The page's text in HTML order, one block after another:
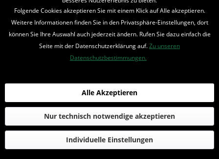
* Alle Preise inkl. MwSt. und zzgl. Bearbeitungspauschale
© 2016-2022 Romantruhe - Buchversand, Joachim Otto
die profilschmiede - Internetagentur
Folgende Cookies akzeptieren Sie mit einem Klick auf Alle akzeptieren.
Weitere Informationen finden Sie in den Privatsphäre-Einstellungen, dort
können Sie Ihre Auswahl auch jederzeit ändern. Rufen Sie dazu einfach die
Seite mit der Datenschutzerklärung auf.Zu unseren
Datenschutzbestimmungen.
Individuelle Einstellungen
Nur technisch notwendige akzeptieren
Alle Akzeptieren